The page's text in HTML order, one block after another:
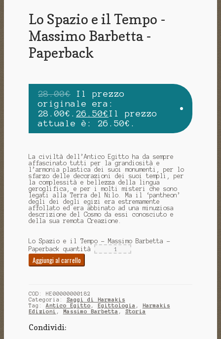
Lo Spazio e il Tempo -
Massimo Barbetta -
Paperback
28.00€
Il prezzo
originale era:
28.00€. 26.50€ Il prezzo
attuale è: 26.50€.
La civiltà dell’Antico Egitto ha da sempre
affascinato tutti per la grandiosità e
l’armonia plastica dei suoi monumenti, per lo
sfarzo delle decorazioni dei suoi templi, per
la complessità e bellezza della lingua
geroglifica, e per i molti misteri che sono
legati alla Terra del Nilo. Ma il ‘pantheon’
degli dei degli egizi era estremamente
affollato ed era abbinato ad una minuziosa
descrizione del Cosmo da essi conosciuto e
della sua remota Creazione.
Lo Spazio e il Tempo - Massimo Barbetta -
Paperback quantità
Aggiungi al carrello
COD: HE00000000182
Categoria: Saggi di Harmakis
Tag: Antico Egitto , Egittologia , Harmakis
Edizioni , Massimo Barbetta , Storia
Condividi: